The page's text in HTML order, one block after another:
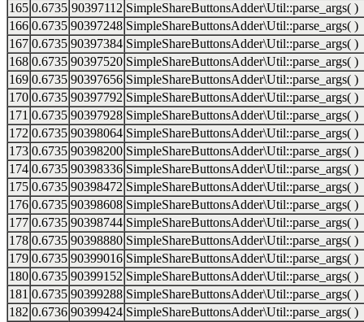
165 0.6735 90397112 SimpleShareButtonsAdder\Util::parse_args( )
166 0.6735 90397248 SimpleShareButtonsAdder\Util::parse_args( )
167 0.6735 90397384 SimpleShareButtonsAdder\Util::parse_args( )
168 0.6735 90397520 SimpleShareButtonsAdder\Util::parse_args( )
169 0.6735 90397656 SimpleShareButtonsAdder\Util::parse_args( )
170 0.6735 90397792 SimpleShareButtonsAdder\Util::parse_args( )
171 0.6735 90397928 SimpleShareButtonsAdder\Util::parse_args( )
172 0.6735 90398064 SimpleShareButtonsAdder\Util::parse_args( )
173 0.6735 90398200 SimpleShareButtonsAdder\Util::parse_args( )
174 0.6735 90398336 SimpleShareButtonsAdder\Util::parse_args( )
175 0.6735 90398472 SimpleShareButtonsAdder\Util::parse_args( )
176 0.6735 90398608 SimpleShareButtonsAdder\Util::parse_args( )
177 0.6735 90398744 SimpleShareButtonsAdder\Util::parse_args( )
178 0.6735 90398880 SimpleShareButtonsAdder\Util::parse_args( )
179 0.6735 90399016 SimpleShareButtonsAdder\Util::parse_args( )
180 0.6735 90399152 SimpleShareButtonsAdder\Util::parse_args( )
181 0.6735 90399288 SimpleShareButtonsAdder\Util::parse_args( )
182 0.6736 90399424 SimpleShareButtonsAdder\Util::parse_args( )